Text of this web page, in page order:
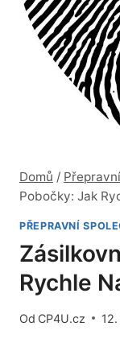
Domů /
Pobočky: Jak
PŘEPRAVNÍ
Rychle
Od CP4U.cz